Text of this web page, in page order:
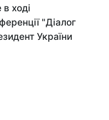
ході
"Діалог
України